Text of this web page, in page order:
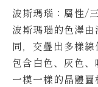
波斯瑪瑙：屬性/
波斯瑪瑙的色澤
同，交疊出多樣線
包含白色、灰色
一模一樣的晶體圖